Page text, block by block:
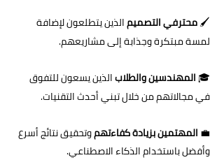
🖌️محترفي التصميمالذين يتطلعون لإضافة
لمسة مبتكرة وجذابة إلى مشاريعهم.
🎓المهندسين والطلابالذين يسعون للتفوق
في مجالاتهم من خلال تبني أحدث التقنيات.
💼المهتمين بزيادة كفاءتهموتحقيق نتائج أسرع
وأفضل باستخدام الذكاء الاصطناعي.